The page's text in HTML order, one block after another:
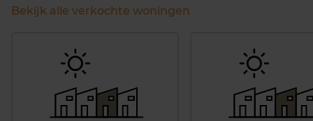
Bekijk alle verkochte woningen